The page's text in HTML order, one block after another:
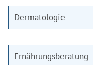
Dermatologie
Ernährungsberatung